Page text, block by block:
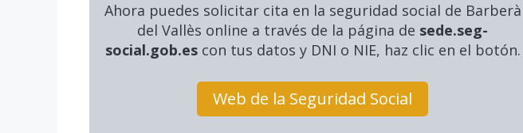
Ahora puedes solicitar cita en la seguridad social de Barberà
del Vallès online a través de la página de sede.seg-
social.gob.escon tus datos y DNI o NIE, haz clic en el botón.
Web de la Seguridad Social